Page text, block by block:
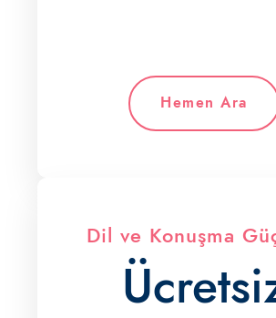
Hemen Ara
Dil ve Konuşma